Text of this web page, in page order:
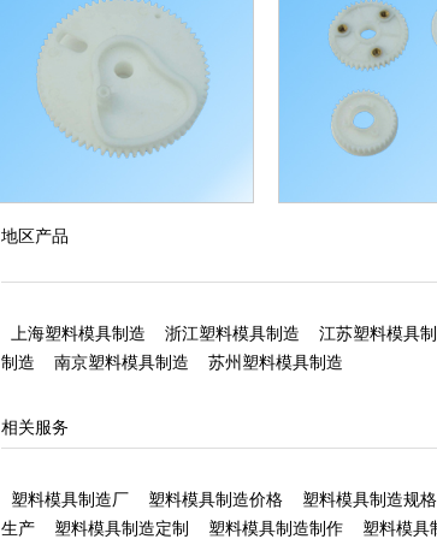
地区产品
上海塑料模具制造 浙江塑料模具制造 江苏塑料模具
制造
南京塑料模具制造 苏州塑料模具制造
相关服务
塑料模具制造厂 塑料模具制造价格 塑料模具制造规格
生产
塑料模具制造定制 塑料模具制造制作 塑料模具